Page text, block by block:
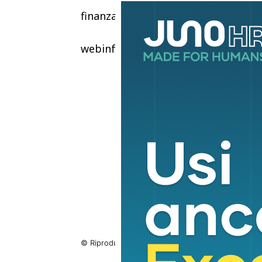
finanza
webinfo@adnkronos.com (Web
© Riproduzione riservata